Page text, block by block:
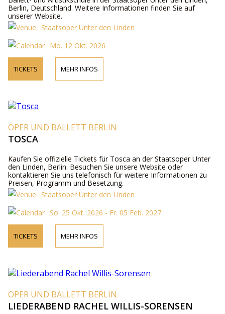
Berlin, Deutschland. Weitere Informationen finden Sie auf
unserer Website.
Staatsoper Unter den Linden
Mo. 12 Okt. 2026
TICKETS MEHR INFOS
OPER UND BALLETT BERLIN
TOSCA
Kaufen Sie offizielle Tickets für Tosca an der Staatsoper Unter
den Linden, Berlin. Besuchen Sie unsere Website oder
kontaktieren Sie uns telefonisch für weitere Informationen zu
Preisen, Programm und Besetzung.
Staatsoper Unter den Linden
So. 25 Okt. 2026 - Fr. 05 Feb. 2027
TICKETS MEHR INFOS
OPER UND BALLETT BERLIN
LIEDERABEND RACHEL WILLIS-SORENSEN